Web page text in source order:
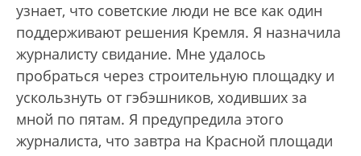
узнает, что советские люди не все как один
поддерживают решения Кремля. Я назначила
журналисту свидание. Мне удалось
пробраться через строительную площадку и
ускользнуть от гэбэшников, ходивших за
мной по пятам. Я предупредила этого
журналиста, что завтра на Красной площади